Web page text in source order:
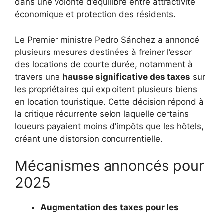
dans une volonté d’équilibre entre attractivité
économique et protection des résidents.
Le Premier ministre Pedro Sánchez a annoncé
plusieurs mesures destinées à freiner l’essor
des locations de courte durée, notamment à
travers une hausse significative des taxes sur
les propriétaires qui exploitent plusieurs biens
en location touristique. Cette décision répond à
la critique récurrente selon laquelle certains
loueurs payaient moins d’impôts que les hôtels,
créant une distorsion concurrentielle.
Mécanismes annoncés pour
2025
Augmentation des taxes pour les